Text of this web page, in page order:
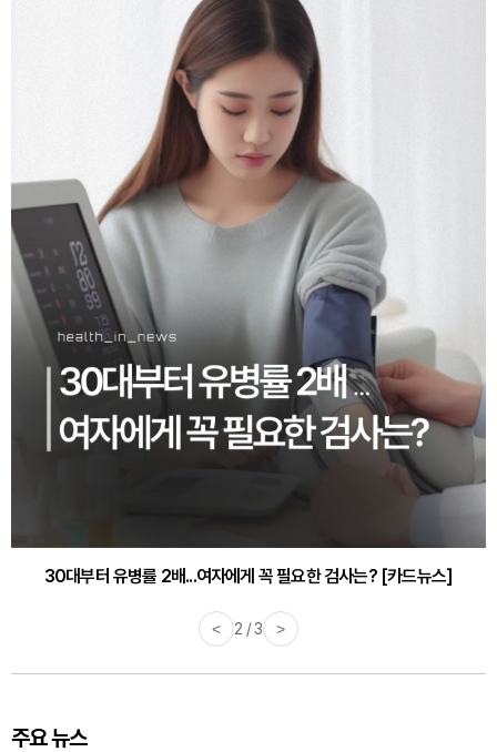
30대부터 유병률 2배...여자에게 꼭 필요한 검사는? [카드뉴스]
감기·독감 예방하고 면역력 높이는 4가지 영양제 [카드뉴스]
< 2 / 3 >
주요 뉴스